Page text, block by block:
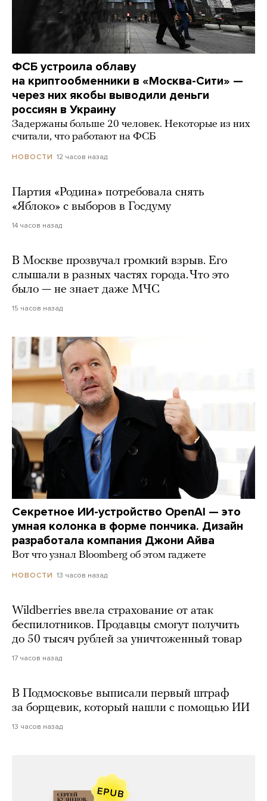
ФСБ устроила облаву
на криптообменники в «Москва-Сити» —
через них якобы выводили деньги
россиян в Украину
Задержаны больше 20 человек. Некоторые из них
считали, что работают на ФСБ
НОВОСТИ 12 часов назад
Партия «Родина» потребовала снять
«Яблоко» с выборов в Госдуму
14 часов назад
В Москве прозвучал громкий взрыв. Его
слышали в разных частях города. Что это
было — не знает даже МЧС
15 часов назад
Секретное ИИ-устройство OpenAI — это
умная колонка в форме пончика. Дизайн
разработала компания Джони Айва
Вот что узнал Bloomberg об этом гаджете
НОВОСТИ 13 часов назад
Wildberries ввела страхование от атак
беспилотников. Продавцы смогут получить
до 50 тысяч рублей за уничтоженный товар
17 часов назад
В Подмосковье выписали первый штраф
за борщевик, который нашли с помощью ИИ
13 часов назад